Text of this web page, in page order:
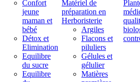
Confort
jeune
maman et
bébé
Détox et
Elimination
Equilibre
du sucre
Equilibre
Matériel de
préparation en
Herboristerie
Argiles
Flacons et
piluliers
Gélules et
gélulier
Matières